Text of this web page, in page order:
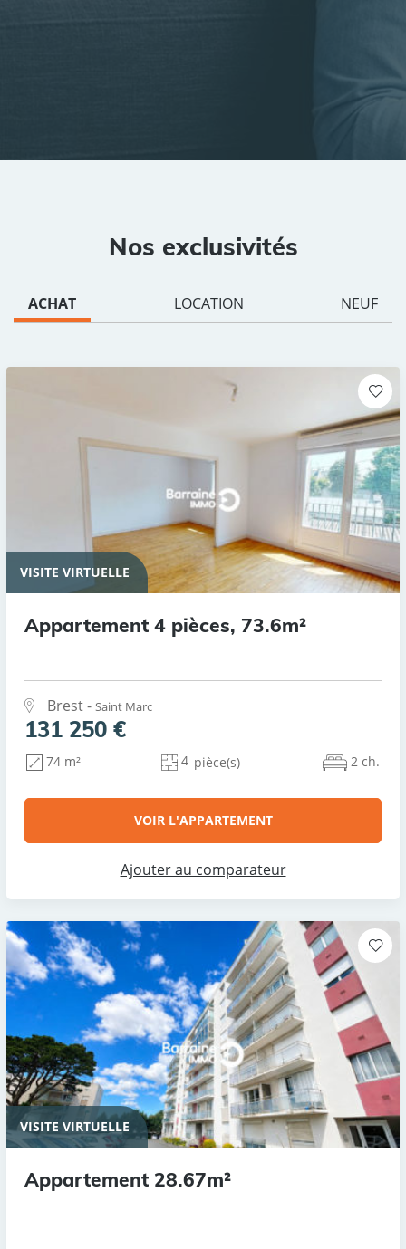
Nos exclusivités
ACHAT LOCATION NEUF
VISITE VIRTUELLE
Appartement 4 pièces, 73.6m²
Brest - Saint Marc
131 250 €
74 m² 4 pièce(s) 2 ch.
VOIR L'APPARTEMENT
Ajouter au comparateur
VISITE VIRTUELLE
Appartement 28.67m²